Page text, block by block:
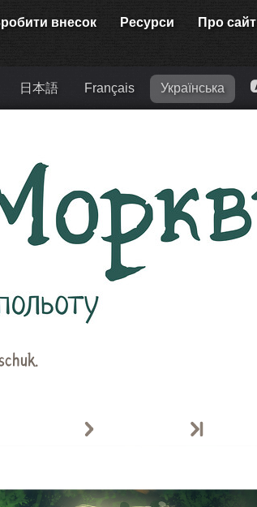
внесок Ресурси Про сайт
日本語 Français Українська